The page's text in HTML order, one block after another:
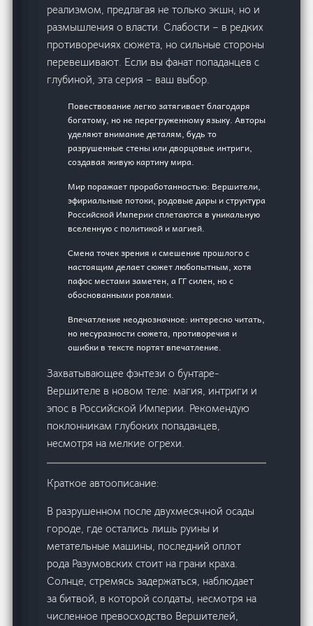
реализмом, предлагая не только экшн, но и
размышления о власти. Слабости – в редких
противоречиях сюжета, но сильные стороны
перевешивают. Если вы фанат попаданцев с
глубиной, эта серия – ваш выбор.
Повествование легко затягивает благодаря
богатому, но не перегруженному языку. Авторы
уделяют внимание деталям, будь то
разрушенные стены или дворцовые интриги,
создавая живую картину мира.
Мир поражает проработанностью: Вершители,
эфириальные потоки, родовые дары и структура
Российской Империи сплетаются в уникальную
вселенную с политикой и магией.
Смена точек зрения и смешение прошлого с
настоящим делает сюжет любопытным, хотя
пафос местами заметен, а ГГ силен, но с
обоснованными роялями.
Впечатление неоднозначное: интересно читать,
но несуразности сюжета, противоречия и
ошибки в тексте портят впечатление.
Захватывающее фэнтези о бунтаре-
Вершителе в новом теле: магия, интриги и
эпос в Российской Империи. Рекомендую
поклонникам глубоких попаданцев,
несмотря на мелкие огрехи.
Краткое автоописание:
В разрушенном после двухмесячной осады
городе, где остались лишь руины и
метательные машины, последний оплот
рода Разумовских стоит на грани краха.
Солнце, стремясь задержаться, наблюдает
за битвой, в которой солдаты, несмотря на
численное превосходство Вершителей,